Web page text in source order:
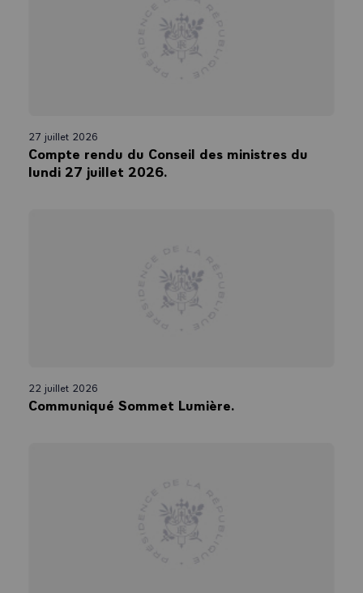
27 juillet 2026
Compte rendu du Conseil des ministres du
lundi 27 juillet 2026.
22 juillet 2026
Communiqué Sommet Lumière.